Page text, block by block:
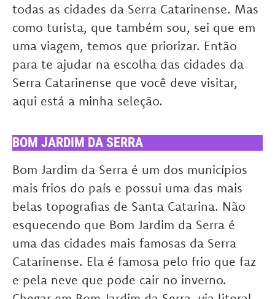
todas as cidades da Serra Catarinense. Mas
como turista, que também sou, sei que em
uma viagem, temos que priorizar. Então
para te ajudar na escolha das cidades da
Serra Catarinense que você deve visitar,
aqui está a minha seleção.
BOM JARDIM DA SERRA
Bom Jardim da Serra é um dos municípios
mais frios do país e possui uma das mais
belas topografias de Santa Catarina. Não
esquecendo que Bom Jardim da Serra é
uma das cidades mais famosas da Serra
Catarinense. Ela é famosa pelo frio que faz
e pela neve que pode cair no inverno.